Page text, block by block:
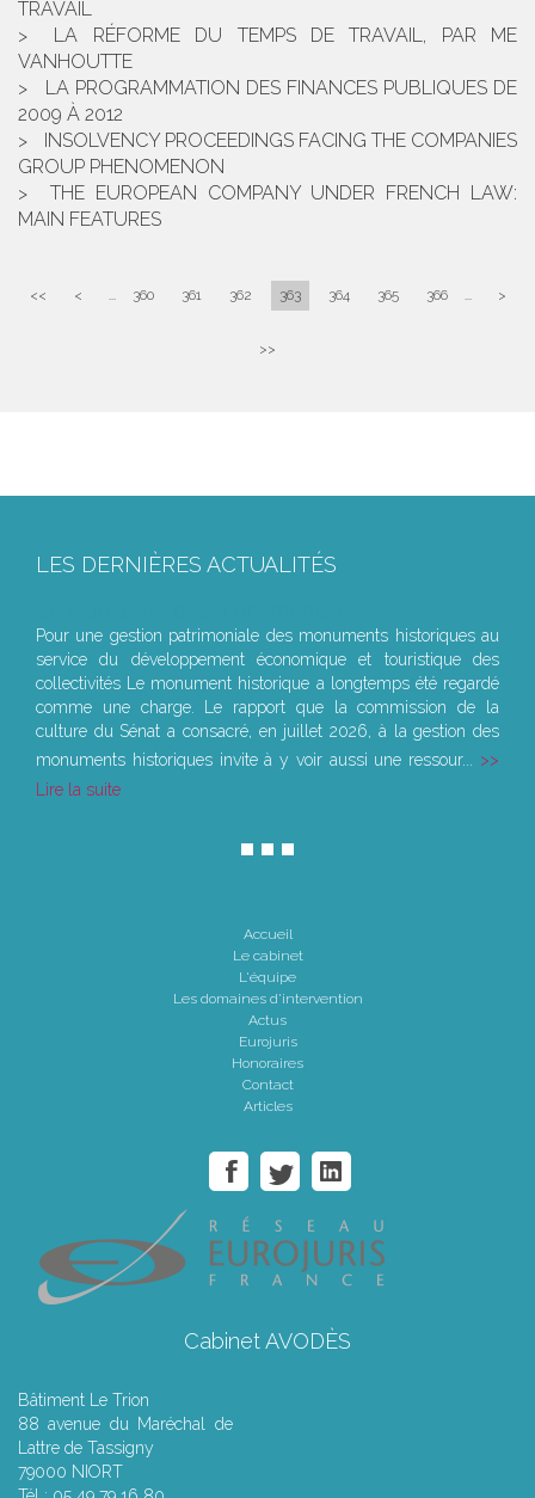
TRAVAIL
LA RÉFORME DU TEMPS DE TRAVAIL, PAR ME
VANHOUTTE
LA PROGRAMMATION DES FINANCES PUBLIQUES DE
2009 À 2012
INSOLVENCY PROCEEDINGS FACING THE COMPANIES
GROUP PHENOMENON
THE EUROPEAN COMPANY UNDER FRENCH LAW:
MAIN FEATURES
<< < ... 360 361 362 363 364 365 366 ... >
>>
LES DERNIÈRES ACTUALITÉS
Pour une gestion patrimoniale des monuments historiques au
service du développement économique et touristique des
collectivités Le monument historique a longtemps été regardé
comme une charge. Le rapport que la commission de la
culture du Sénat a consacré, en juillet 2026, à la gestion des
monuments historiques invite à y voir aussi une ressour...
Lire la suite
Accueil
Le cabinet
L'équipe
Les domaines d'intervention
Actus
Eurojuris
Honoraires
Contact
Articles
Cabinet AVODÈS
Bâtiment Le Trion
88 avenue du Maréchal de
Lattre de Tassigny
79000 NIORT